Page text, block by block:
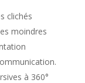
clichés
moindres
à 360°